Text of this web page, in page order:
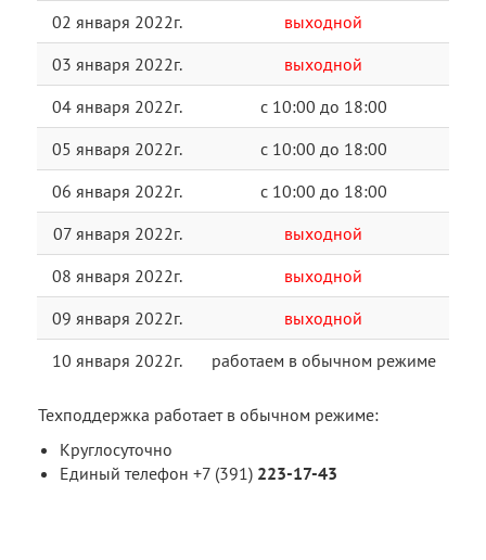
02 января 2022г.
выходной
03 января 2022г.
выходной
04 января 2022г.
с 10:00 до 18:00
05 января 2022г.
с 10:00 до 18:00
06 января 2022г.
с 10:00 до 18:00
07 января 2022г.
выходной
08 января 2022г.
выходной
09 января 2022г.
выходной
10 января 2022г.
работаем в обычном режиме
Техподдержка работает в обычном режиме:
Круглосуточно
Единый телефон +7 (391) 223-17-43